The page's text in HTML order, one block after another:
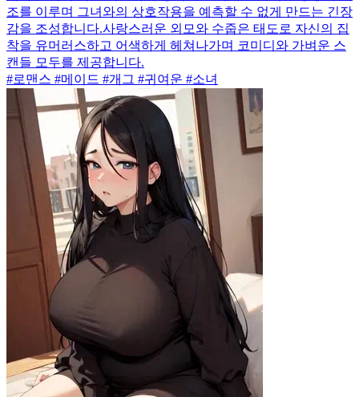
조를 이루며 그녀와의 상호작용을 예측할 수 없게 만드는 긴장
감을 조성합니다.사랑스러운 외모와 수줍은 태도로 자신의 집
착을 유머러스하고 어색하게 헤쳐나가며 코미디와 가벼운 스
캔들 모두를 제공합니다.
#로맨스 #메이드 #개그 #귀여운 #소녀